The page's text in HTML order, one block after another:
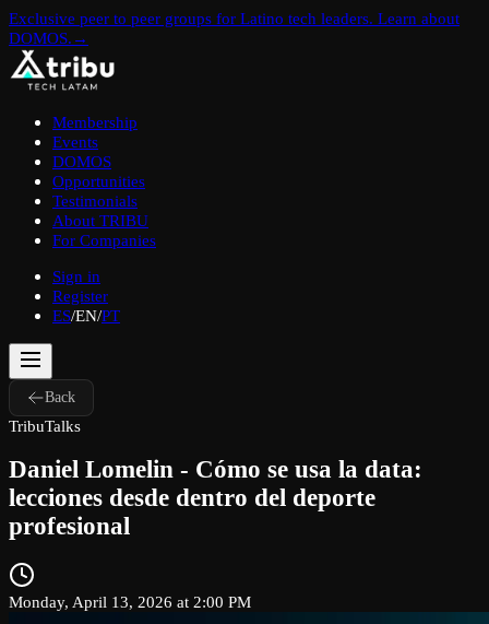
Exclusive peer to peer groups for Latino tech leaders. Learn about
DOMOS. →
Membership
Events
DOMOS
Opportunities
Testimonials
About TRIBU
For Companies
Sign in
Register
ES/EN/PT
Back
TribuTalks
Daniel Lomelin - Cómo se usa la data:
lecciones desde dentro del deporte
profesional
Monday, April 13, 2026 at 2:00 PM